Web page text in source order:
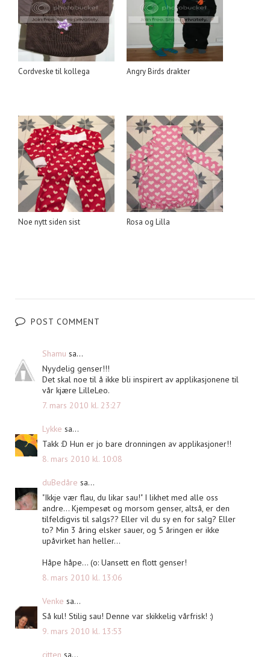
Cordveske til kollega Angry Birds drakter
Noe nytt siden sist Rosa og Lilla
POST COMMENT
Shamu sa...
Nyydelig genser!!!
Det skal noe til å ikke bli inspirert av applikasjonene til
vår kjære LilleLeo.
7. mars 2010 kl. 23:27
Lykke sa...
Takk :D Hun er jo bare dronningen av applikasjoner!!
8. mars 2010 kl. 10:08
duBedåre sa...
"Ikkje vær flau, du likar sau!" I likhet med alle oss
andre... Kjempesøt og morsom genser, altså, er den
tilfeldigvis til salgs?? Eller vil du sy en for salg? Eller
to? Min 3 åring elsker sauer, og 5 åringen er ikke
upåvirket han heller...
Håpe håpe... (o: Uansett en flott genser!
8. mars 2010 kl. 13:06
Venke sa...
Så kul! Stilig sau! Denne var skikkelig vårfrisk! :)
9. mars 2010 kl. 13:53
citten sa...